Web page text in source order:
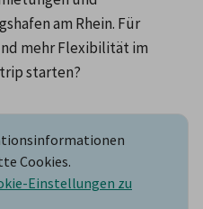
am Rhein. Für
mehr Flexibilität im
starten?
Cookies.
Einstellungen zu